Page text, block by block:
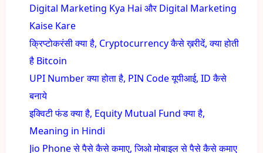
Digital Marketing Kya Hai और Digital Marketing
Kaise Kare
क्रिप्टोकरंसी क्या है, Cryptocurrency कैसे ख़रीदें, क्या होती
है Bitcoin
UPI Number क्या होता है, PIN Code यूपीआई, ID कैसे
बनाये
इक्विटी फंड क्या है, Equity Mutual Fund क्या है,
Meaning in Hindi
Jio Phone से पैसे कैसे कमाए, जिओ मोबाइल से पैसे कैसे कमाए